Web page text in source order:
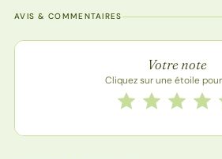
AVIS & COMMENTAIRES
Note de la recette
Votre note
Cliquez sur une étoile
Notez cette 4
3
2 étoiles
1 étoile